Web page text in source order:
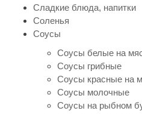
Сладкие блюда, напитки
Соленья
Соусы
Соусы белые на
Соусы грибные
Соусы красные на
Соусы молочные
Соусы на рыбном